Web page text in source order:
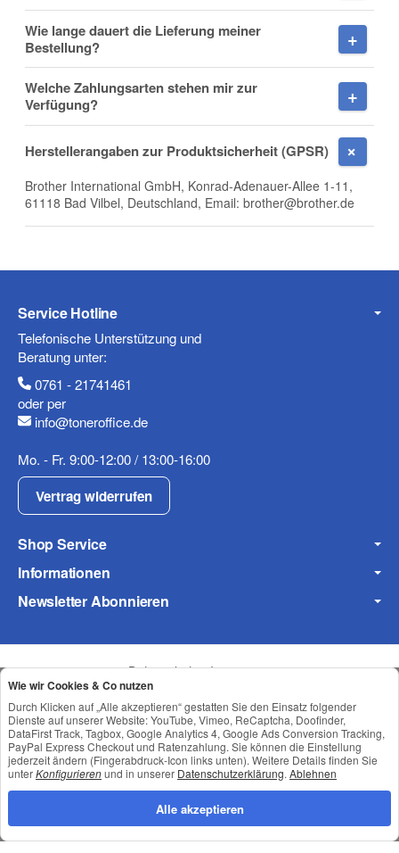
Firma
E-Mail
Mobiltelefon
Fax
Frage zum Artikel
Ihre Frage
Wie lange dauert die Lieferung meiner
Bestellung?
Welche Zahlungsarten stehen mir zur
Verfügung?
Herstellerangaben zur Produktsicherheit (GPSR)
Brother International GmbH, Konrad-Adenauer-Allee 1-11,
61118 Bad Vilbel, Deutschland, Email: brother@brother.de
Service Hotline
Telefonische Unterstützung und
Beratung unter:
0761 - 21741461
oder per
info@toneroffice.de
Mo. - Fr. 9:00-12:00 / 13:00-16:00
Vertrag widerrufen
Shop Service
Informationen
Newsletter Abonnieren
Datenschutz•Impressum
Wie wir Cookies & Co nutzen
Durch Klicken auf „Alle akzeptieren“ gestatten Sie den Einsatz folgender
Dienste auf unserer Website: YouTube, Vimeo, ReCaptcha, Doofinder,
DataFirst Track, Tagbox, Google Analytics 4, Google Ads Conversion Tracking,
PayPal Express Checkout und Ratenzahlung. Sie können die Einstellung
jederzeit ändern (Fingerabdruck-Icon links unten). Weitere Details finden Sie
unterKonfigurierenund in unserer Datenschutzerklärung. Ablehnen
Alle akzeptieren